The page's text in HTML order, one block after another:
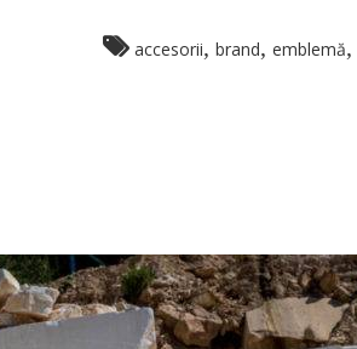
accesorii, brand, emblemă,